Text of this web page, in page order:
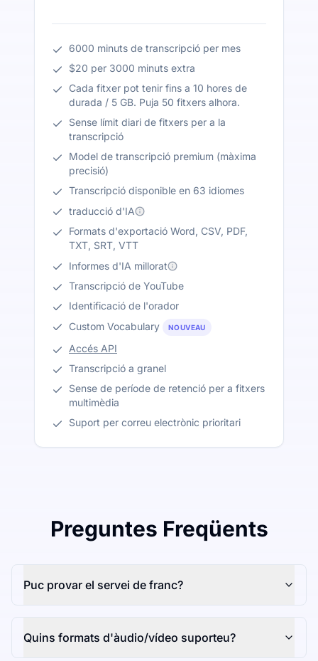
6000 minuts de transcripció per mes
$20 per 3000 minuts extra
Cada fitxer pot tenir fins a 10 hores de
durada / 5 GB. Puja 50 fitxers alhora.
Sense límit diari de fitxers per a la
transcripció
Model de transcripció premium (màxima
precisió)
Transcripció disponible en 63 idiomes
traducció d'IA
Formats d'exportació Word, CSV, PDF,
TXT, SRT, VTT
Informes d'IA millorat
Transcripció de YouTube
Identificació de l'orador
Custom Vocabulary
NOUVEAU
Accés API
Transcripció a granel
Sense de període de retenció per a fitxers
multimèdia
Suport per correu electrònic prioritari
Preguntes Freqüents
Puc provar el servei de franc?
Quins formats d'àudio/vídeo suporteu?